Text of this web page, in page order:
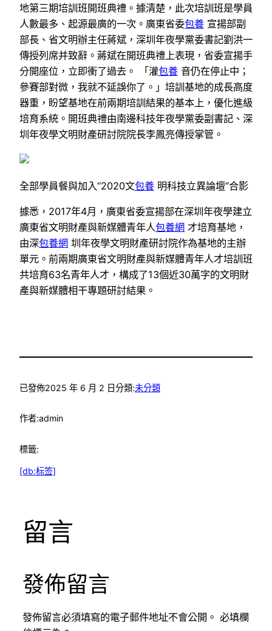
地第三期培訓班開班典禮。據清楚，此次培訓班是學員
人數最多、起源最廣的一次。廣東省委包養 宣揚部副
部長、省文明辦主任蔣斌，深圳年夜學黨委書記劉洪一
傳授列席并致辭。蔣斌在開班典禮上表現，省委宣揚手
分開座位，立即衝了過去。 「灌包養 音仍在停止中；
參賽部對微，我就不延誤你了。」培訓基地的成長高度
器重，盼望基地在前兩期培訓結果的基本上，優化進級
培育系統。開班典禮由南邊科技年夜學黨委副書記、深
圳年夜學文明財產研討院院長李鳳亮傳授掌管。
全部學員餐與加入“2020文包養 明科技立異論壇”合影
據悉，2017年4月，廣東省委宣揚部在深圳年夜學建立
廣東省文明財產與新媒體青年人包養網 才培育基地，
由深包養網 圳年夜學文明財產研討院作為基地的主辦
單元。前兩期廣東省文明財產與新媒體青年人才培訓班
共培育63名青年人才，構成了13個近30萬字的文明財
產與新媒體相干專題研討結果。
已發佈2025 年 6 月 2 日分類:未分類
作者:admin
標籤:
[db:标签]
留言
發佈留言
發佈留言必須填寫的電子郵件地址不會公開。 必填欄